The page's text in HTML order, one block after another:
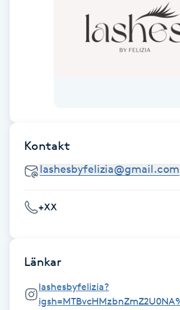
Fransfärgning
Fransförlängning
Fransförlängning Megavolym
Fransk manikyr
Kontakt
+XX
Länkar
lashesbyfelizia?